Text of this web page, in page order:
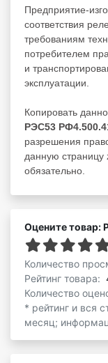
Предприятие-
соответствия
требованиям
потребителем
и
эксплуатации.
Копировать
РЭС53
разрешения
данную
обязательно.
Оцените
Количество
Рейтинг товара:
Количество
* рейтинг и вся
месяц;